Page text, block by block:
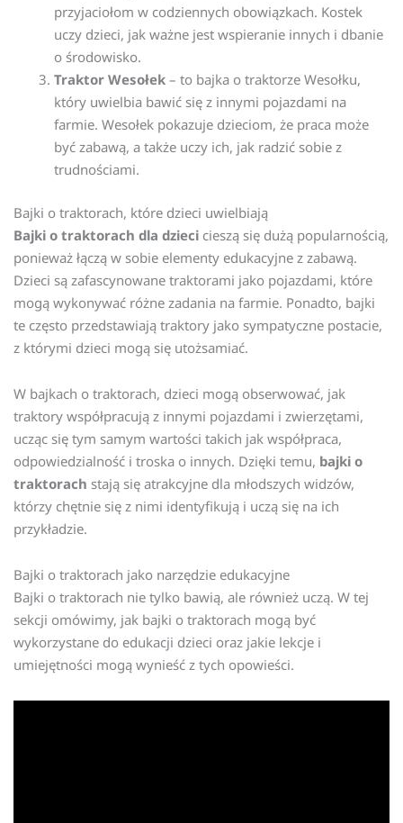
przyjaciołom w codziennych obowiązkach. Kostek
uczy dzieci, jak ważne jest wspieranie innych i dbanie
o środowisko.
Traktor Wesołek – to bajka o traktorze Wesołku,
który uwielbia bawić się z innymi pojazdami na
farmie. Wesołek pokazuje dzieciom, że praca może
być zabawą, a także uczy ich, jak radzić sobie z
trudnościami.
Bajki o traktorach, które dzieci uwielbiają
Bajki o traktorach dla dzieci cieszą się dużą popularnością,
ponieważ łączą w sobie elementy edukacyjne z zabawą.
Dzieci są zafascynowane traktorami jako pojazdami, które
mogą wykonywać różne zadania na farmie. Ponadto, bajki
te często przedstawiają traktory jako sympatyczne postacie,
z którymi dzieci mogą się utożsamiać.
W bajkach o traktorach, dzieci mogą obserwować, jak
traktory współpracują z innymi pojazdami i zwierzętami,
ucząc się tym samym wartości takich jak współpraca,
odpowiedzialność i troska o innych. Dzięki temu, bajki o
traktorach stają się atrakcyjne dla młodszych widzów,
którzy chętnie się z nimi identyfikują i uczą się na ich
przykładzie.
Bajki o traktorach jako narzędzie edukacyjne
Bajki o traktorach nie tylko bawią, ale również uczą. W tej
sekcji omówimy, jak bajki o traktorach mogą być
wykorzystane do edukacji dzieci oraz jakie lekcje i
umiejętności mogą wynieść z tych opowieści.